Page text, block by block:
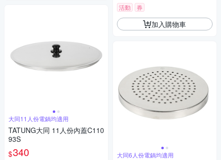
大同11人份電鍋均適用
TATUNG大同 11人份內蓋C110
93S
$340
活動 券
加入購物車
大同6人份電鍋均適用